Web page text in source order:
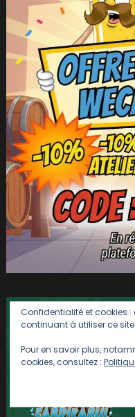
Confidentialité et cookies :
continuant à utiliser ce
Pour en savoir plus,
cookies, consultez :